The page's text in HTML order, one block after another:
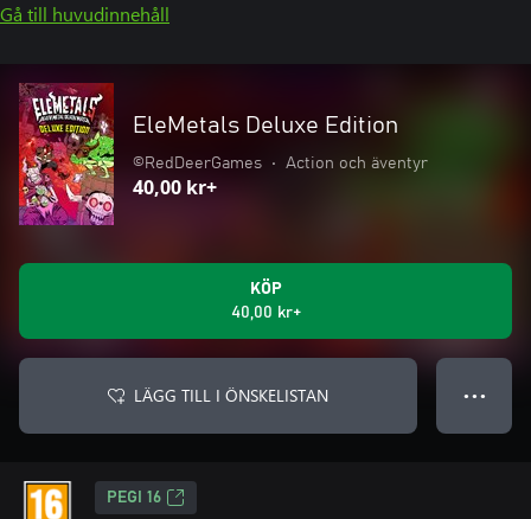
Gå till huvudinnehåll
EleMetals Deluxe Edition
©RedDeerGames • Action och äventyr
40,00 kr+
KÖP
40,00 kr+
LÄGG TILL I ÖNSKELISTAN ● ● ●
PEGI 16